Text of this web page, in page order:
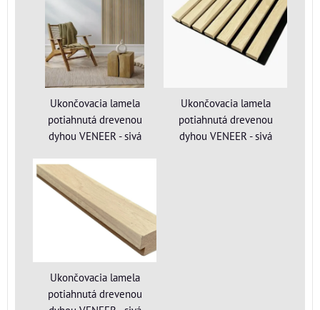
Ukončovacia lamela
potiahnutá drevenou
dyhou VENEER - sivá
Ukončovacia lamela
potiahnutá drevenou
dyhou VENEER - sivá
Ukončovacia lamela
potiahnutá drevenou